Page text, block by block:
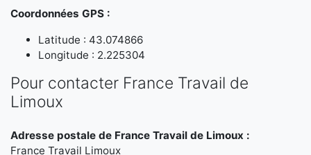
Coordonnées GPS :
Latitude : 43.074866
Longitude : 2.225304
Pour contacter France Travail de
Limoux
Adresse postale de France Travail de Limoux :
France Travail Limoux